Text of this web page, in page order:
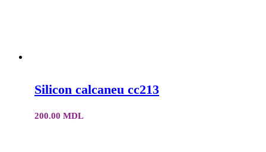
Silicon calcaneu cc213
200.00 MDL